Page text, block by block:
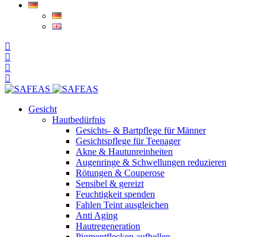
Gesicht
Hautbedürfnis
Gesichts- & Bartpflege für Männer
Gesichtspflege für Teenager
Akne & Hautunreinheiten
Augenringe & Schwellungen reduzieren
Rötungen & Couperose
Sensibel & gereizt
Feuchtigkeit spenden
Fahlen Teint ausgleichen
Anti Aging
Hautregeneration